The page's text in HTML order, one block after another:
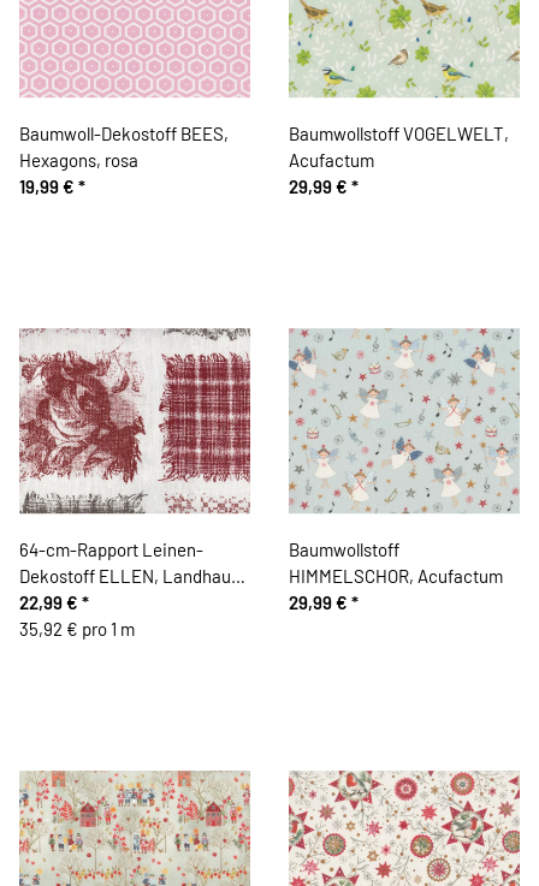
Baumwoll-Dekostoff BEES,
Hexagons, rosa
19,99 € *
Baumwollstoff VOGELWELT,
Acufactum
29,99 € *
64-cm-Rapport Leinen-
Dekostoff ELLEN, Landhaus-
Patchwork, dunkelrot-
wollweiß
22,99 € *
35,92 € pro 1 m
Baumwollstoff
HIMMELSCHOR, Acufactum
29,99 € *